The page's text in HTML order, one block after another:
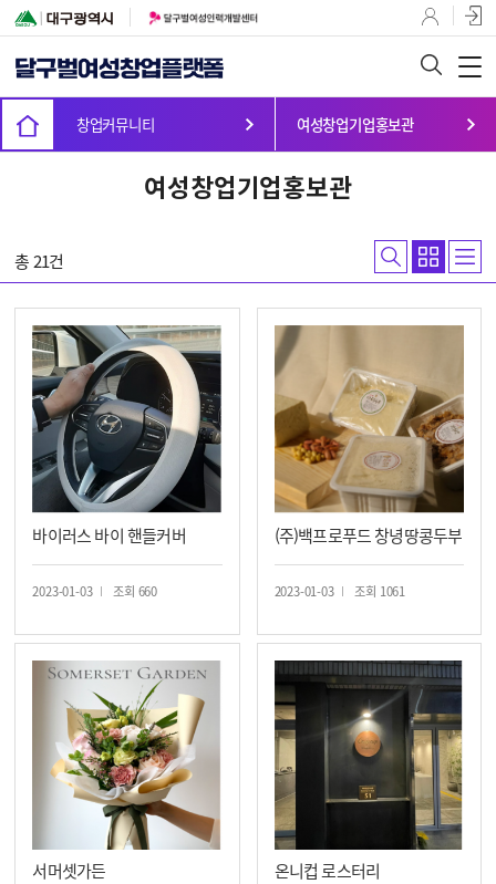
창업커뮤니티 여성창업기업홍보관
여성창업기업홍보관
총 21건
바이러스 바이 핸들커버
2023-01-03 조회 660
(주)백프로푸드 창녕땅콩두부
2023-01-03 조회 1061
서머셋가든 온니컵 로스터리